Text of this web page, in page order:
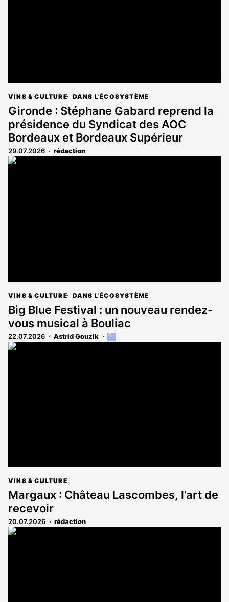
VINS & CULTURE DANS L'ÉCOSYSTÈME
Gironde : Stéphane Gabard reprend la
présidence du Syndicat des AOC
Bordeaux et Bordeaux Supérieur
29.07.2026 rédaction
VINS & CULTURE DANS L'ÉCOSYSTÈME
Big Blue Festival : un nouveau rendez-
vous musical à Bouliac
22.07.2026 Astrid Gouzik
Cet
VINS & CULTURE
Margaux : Château Lascombes, l’art de
recevoir
20.07.2026 rédaction